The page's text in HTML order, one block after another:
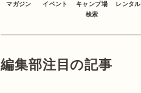
マガジン イベント
キャンプ場
検索
レンタル
編集部注目の記事